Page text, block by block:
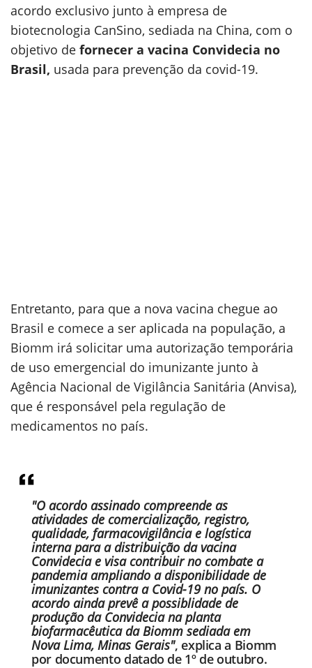
acordo exclusivo junto à empresa de
biotecnologia CanSino, sediada na China, com o
objetivo de fornecer a vacina Convidecia no
Brasil, usada para prevenção da covid-19.
Entretanto, para que a nova vacina chegue ao
Brasil e comece a ser aplicada na população, a
Biomm irá solicitar uma autorização temporária
de uso emergencial do imunizante junto à
Agência Nacional de Vigilância Sanitária (Anvisa),
que é responsável pela regulação de
medicamentos no país.
"O acordo assinado compreende as
atividades de comercialização, registro,
qualidade, farmacovigilância e logística
interna para a distribuição da vacina
Convidecia e visa contribuir no combate a
pandemia ampliando a disponibilidade de
imunizantes contra a Covid-19 no país. O
acordo ainda prevê a possiblidade de
produção da Convidecia na planta
biofarmacêutica da Biomm sediada em
Nova Lima, Minas Gerais", explica a Biomm
por documento datado de 1º de outubro.